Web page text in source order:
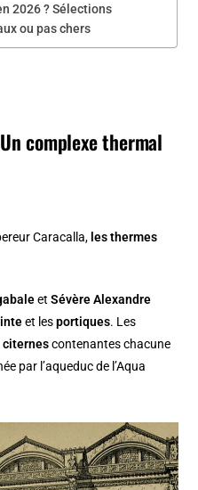
2026 ? Sélections
ou pas chers
complexe thermal
Caracalla, les thermes
etSévère Alexandre
et lesportiques. Les
citernescontenantes chacune
par l’aqueduc de l’Aqua